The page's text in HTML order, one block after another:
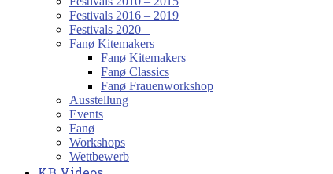
Festivals 2016 – 2019
Festivals 2020 –
Fanø Kitemakers
Fanø Kitemakers
Fanø Classics
Fanø Frauenworkshop
Ausstellung
Events
Fanø
Workshops
Wettbewerb